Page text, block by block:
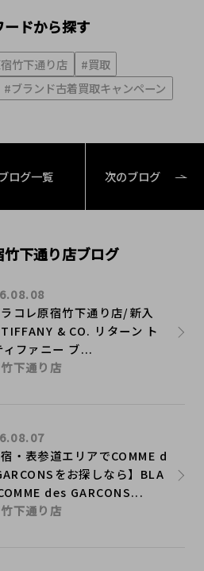
ードから探す
竹下通り店
#買取
#ブランド古着買取キャンペーン
ログ一覧 次のブログ
下通り店ブログ
ラコレ原宿竹下通り店/新入
& CO. リターン ト
ィファニー ブ...
下通り店
宿・表参道エリアでCOMME d
をお探しなら】BLA
des GARCONS...
下通り店